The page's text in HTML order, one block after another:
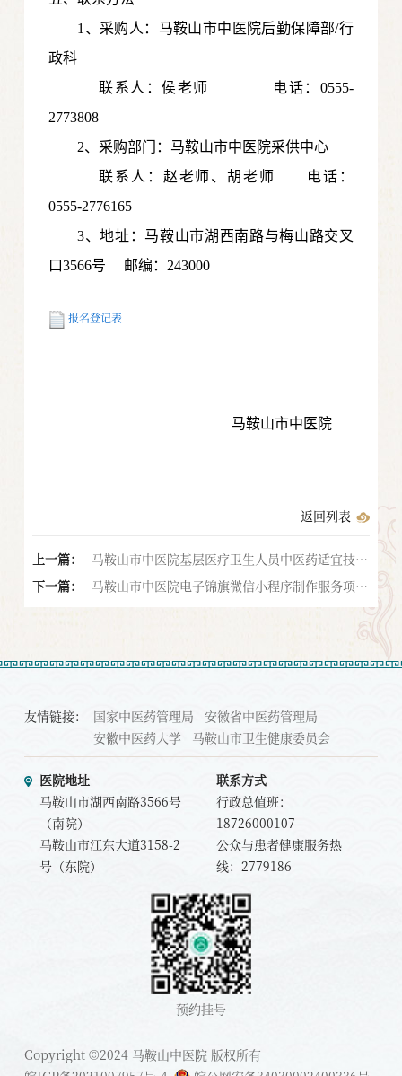
1、采购人：马鞍山市中医院后勤保障部/行
政科
联系人：侯老师
电话：0555-
2773808
2、采购部门：马鞍山市中医院采供中心
联系人：赵老师、胡老师
电话：
0555-2776165
3、地址：马鞍山市湖西南路与梅山路交叉
口3566号 邮编：243000
报名登记表
马鞍山市中医院
返回列表
上一篇：
马鞍山市中医院基层医疗卫生人员中医药适宜技术
线上网络理论学习培训平台项目询价公告
下一篇：
马鞍山市中医院电子锦旗微信小程序制作服务项目
询价公告
友情链接： 国家中医药管理局
安徽省中医药管理局
安徽中医药大学
马鞍山市卫生健康委员会
医院地址
马鞍山市湖西南路3566号
（南院）
马鞍山市江东大道3158-2
号（东院）
联系方式
行政总值班：
18726000107
公众与患者健康服务热
线：2779186
预约挂号
Copyright ©2024 马鞍山中医院 版权所有